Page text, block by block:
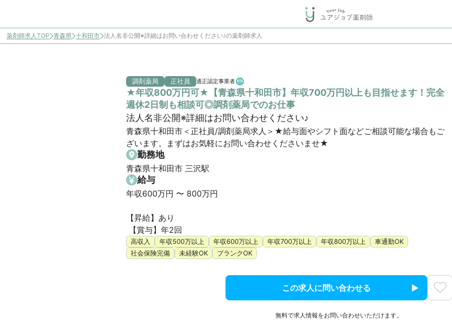
薬剤師求人TOP 青森県 十和田市 法人名非公開※詳細はお問い合わせください♪の薬剤師求人
調剤薬局 正社員 適正認定事業者
★年収800万円可★【青森県十和田市】年収700万円以上も目指せます！完全
週休2日制も相談可◎調剤薬局でのお仕事
法人名非公開※詳細はお問い合わせください♪
青森県十和田市＜正社員/調剤薬局求人＞★給与面やシフト面などご相談可能な場合もご
ざいます。まずはお気軽にお問い合わせくださいませ★
勤務地
青森県十和田市 三沢駅
給与
年収600万円 〜 800万円
【昇給】あり
【賞与】年2回
高収入 年収500万以上 年収600万以上 年収700万以上 年収800万以上
車通勤OK
社会保険完備
未経験OK ブランクOK
この求人に問い合わせる
無料で求人情報をお問い合わせいただけます。